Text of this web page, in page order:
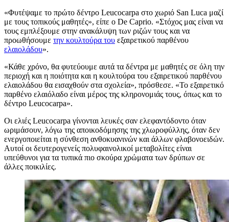
«Φυτέψαμε το πρώτο δέντρο Leucocarpa στο χωριό San Luca μαζί
με τους τοπικούς μαθητές», είπε ο De Caprio. «Στόχος μας είναι να
τους εμπλέξουμε στην ανακάλυψη των ριζών τους και να
προωθήσουμε την κουλτούρα του εξαιρετικού παρθένου
ελαιολάδου».
«Κάθε χρόνο, θα φυτεύουμε αυτά τα δέντρα με μαθητές σε όλη την
περιοχή και η ποιότητα και η κουλτούρα του εξαιρετικού παρθένου
ελαιολάδου θα εισαχθούν στα σχολεία», πρόσθεσε. «Το εξαιρετικό
παρθένο ελαιόλαδο είναι μέρος της κληρονομιάς τους, όπως και το
δέντρο Leucocarpa».
Οι ελιές Leucocarpa γίνονται λευκές σαν ελεφαντόδοντο όταν
ωριμάσουν, λόγω της αποικοδόμησης της χλωροφύλλης, όταν δεν
ενεργοποιείται η σύνθεση ανθοκυανινών και άλλων φλαβονοειδών.
Αυτοί οι δευτερογενείς πολυφαινολικοί μεταβολίτες είναι
υπεύθυνοι για τα τυπικά πιο σκούρα χρώματα των δρύπων σε
άλλες ποικιλίες.